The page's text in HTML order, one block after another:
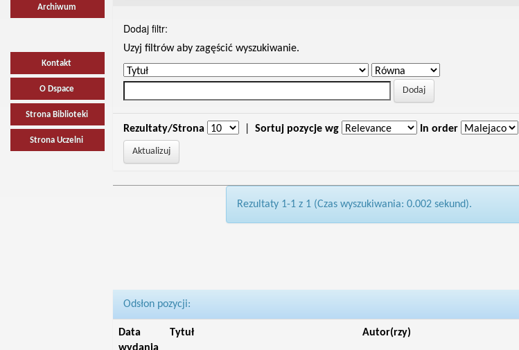
Archiwum
Kontakt
O Dspace
Strona Biblioteki
Strona Uczelni
Dodaj filtr:
Uzyj filtrów aby zagęścić wyszukiwanie.
Rezultaty/Strona Sortuj pozycje wg In order
Rezultaty 1-1 z 1 (Czas wyszukiwania: 0.002 sekund).
Odsłon pozycji:
Data
Tytuł Autor(rzy)